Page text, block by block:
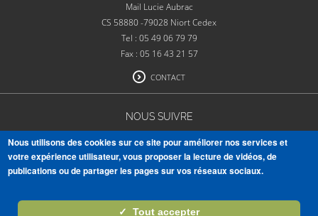
Mail Lucie Aubrac
CS 58880 -79028 Niort Cedex
Tel : 05 49 06 79 79
Fax : 05 16 43 21 57
CONTACT
NOUS SUIVRE
VOIR TOUTES NOS PUBLICATIONS
Nous utilisons des cookies sur ce site pour améliorer nos services et
votre expérience utilisateur, vous proposer la lecture de vidéos, de
publications ou de partager les pages sur vos réseaux sociaux.
✓ Tout accepter